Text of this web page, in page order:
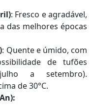
: Fresco e agradável,
das melhores épocas
: Quente e úmido, com
de tufões
a setembro).
de 30°C.